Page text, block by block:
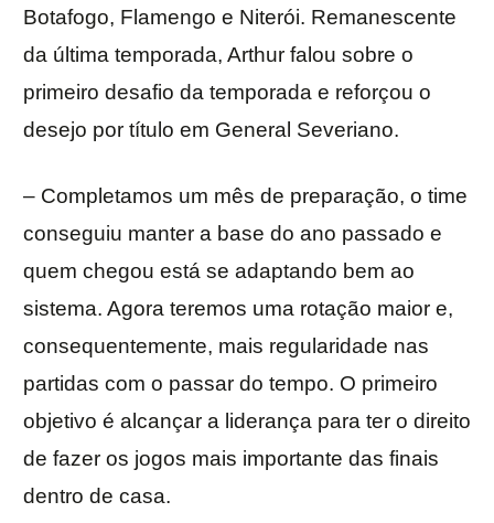
Botafogo, Flamengo e Niterói. Remanescente
da última temporada, Arthur falou sobre o
primeiro desafio da temporada e reforçou o
desejo por título em General Severiano.
– Completamos um mês de preparação, o time
conseguiu manter a base do ano passado e
quem chegou está se adaptando bem ao
sistema. Agora teremos uma rotação maior e,
consequentemente, mais regularidade nas
partidas com o passar do tempo. O primeiro
objetivo é alcançar a liderança para ter o direito
de fazer os jogos mais importante das finais
dentro de casa.